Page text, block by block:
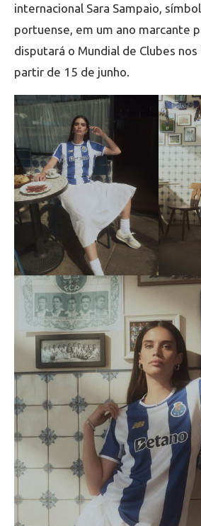
internacional Sara Sampaio,
portuense, em um ano marcante
disputará o Mundial de Clubes nos
partir de 15 de junho.